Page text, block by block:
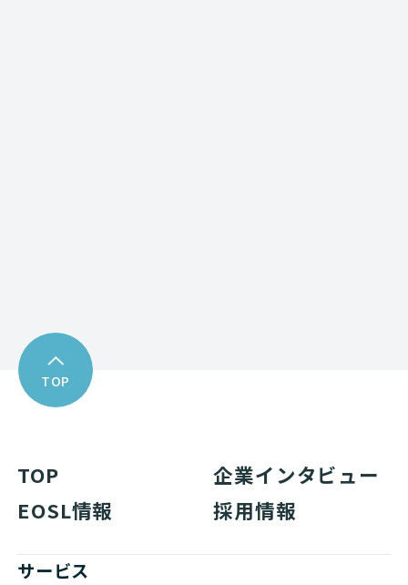
TOP
TOP
企業インタビュー
EOSL情報
採用情報
サービス